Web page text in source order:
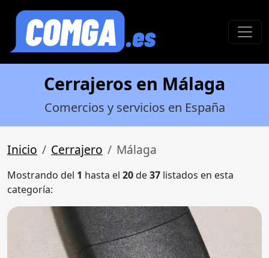
Cerrajeros en Málaga
Comercios y servicios en España
Inicio Cerrajero Málaga
Mostrando del 1 hasta el 20de37 listados en esta
categoría: